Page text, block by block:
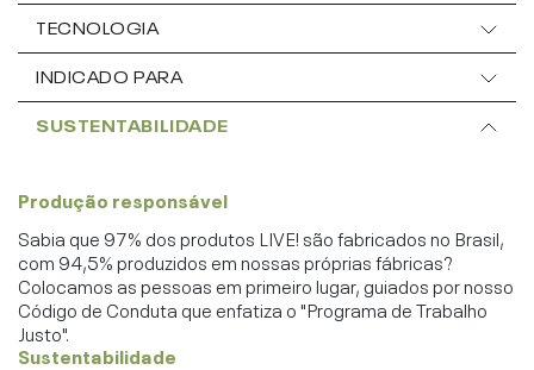
TECNOLOGIA
INDICADO PARA
SUSTENTABILIDADE
Produção responsável
Sabia que 97% dos produtos LIVE! são fabricados no Brasil,
com 94,5% produzidos em nossas próprias fábricas?
Colocamos as pessoas em primeiro lugar, guiados por nosso
Código de Conduta que enfatiza o "Programa de Trabalho
Justo".
Sustentabilidade